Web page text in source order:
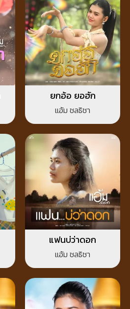
ยกอ้อ ยอฮัก
แอ้ม ชลธิชา
แฟนบ่ว่าดอก
แอ้ม ชลธิชา